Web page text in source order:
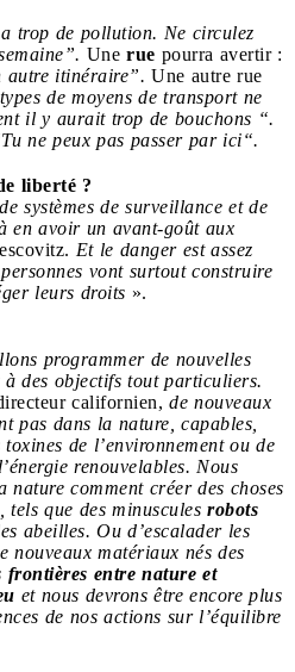
trop de pollution. Ne circulez
Une rue pourra avertir :
autre itinéraire”. Une autre rue
de moyens de transport ne
il y aurait trop de bouchons “.
ne peux pas passer par ici“.
liberté ?
systèmes de surveillance et de
en avoir un avant-goût aux
Et le danger est assez
vont surtout construire
leurs droits ».
programmer de nouvelles
des objectifs tout particuliers.
californien, de nouveaux
pas dans la nature, capables,
de l’environnement ou de
renouvelables. Nous
nature comment créer des choses
, tels que des minuscules robots
abeilles. Ou d’escalader les
nouveaux matériaux nés des
frontières entre nature et
et nous devrons être encore plus
de nos actions sur l’équilibre